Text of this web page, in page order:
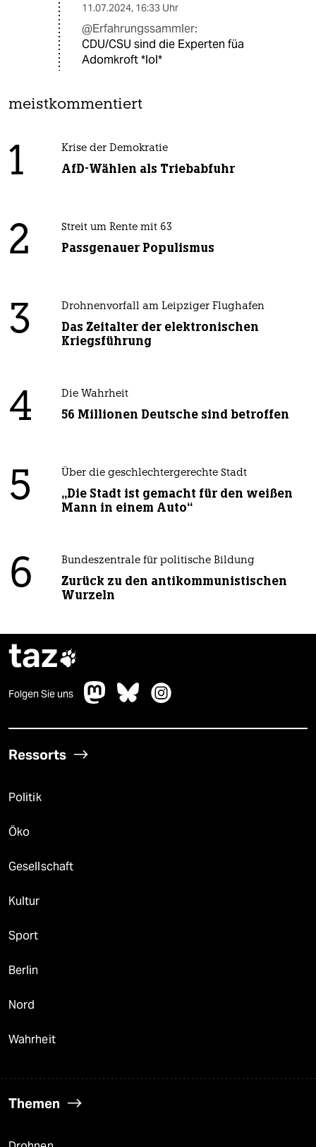
11.07.2024, 16:33 Uhr
@Erfahrungssammler:
CDU/CSU sind die Experten füa
Adomkroft *lol*
meistkommentiert
1 Krise der Demokratie
AfD-Wählen als Triebabfuhr
2 Streit um Rente mit 63
Passgenauer Populismus
3 Drohnenvorfall am Leipziger Flughafen
Das Zeitalter der elektronischen
Kriegsführung
4 Die Wahrheit
56 Millionen Deutsche sind betroffen
5 Über die geschlechtergerechte Stadt
„Die Stadt ist gemacht für den weißen
Mann in einem Auto“
6 Bundeszentrale für politische Bildung
Zurück zu den antikommunistischen
Wurzeln
taz
Folgen Sie uns
Ressorts
Politik
Öko
Gesellschaft
Kultur
Sport
Berlin
Nord
Wahrheit
Themen